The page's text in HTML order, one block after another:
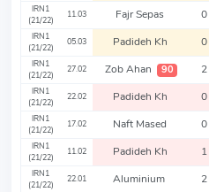
IRN1
(21/22)
11.03 Fajr Sepas 0
IRN1
(21/22)
05.03 Padideh Kh 0
IRN1
(21/22)
27.02 Zob Ahan 90 2
IRN1
(21/22)
22.02 Padideh Kh 0
IRN1
(21/22)
17.02 Naft Mased 0
IRN1
(21/22)
11.02 Padideh Kh 1
IRN1
(21/22)
22.01 Aluminium 2